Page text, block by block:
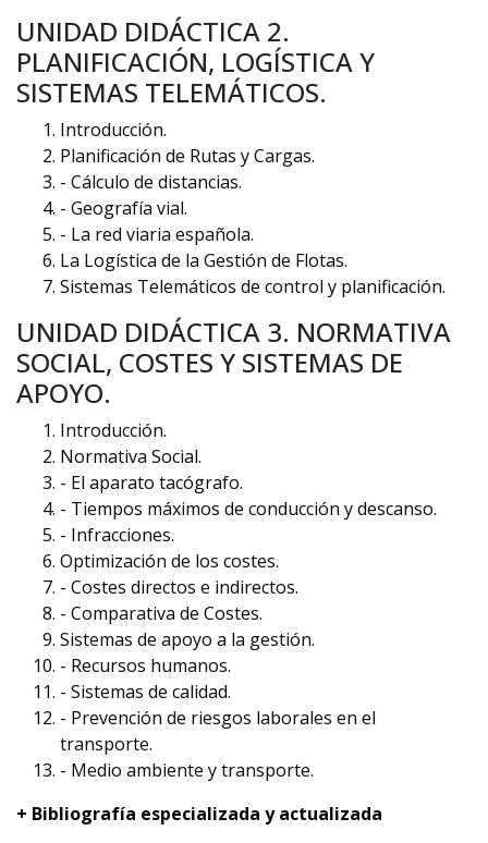
UNIDAD DIDÁCTICA 2.
PLANIFICACIÓN, LOGÍSTICA Y
SISTEMAS TELEMÁTICOS.
Introducción.
Planificación de Rutas y Cargas.
- Cálculo de distancias.
- Geografía vial.
- La red viaria española.
La Logística de la Gestión de Flotas.
Sistemas Telemáticos de control y planificación.
UNIDAD DIDÁCTICA 3. NORMATIVA
SOCIAL, COSTES Y SISTEMAS DE
APOYO.
Introducción.
Normativa Social.
- El aparato tacógrafo.
- Tiempos máximos de conducción y descanso.
- Infracciones.
Optimización de los costes.
- Costes directos e indirectos.
- Comparativa de Costes.
Sistemas de apoyo a la gestión.
- Recursos humanos.
- Sistemas de calidad.
- Prevención de riesgos laborales en el
transporte.
- Medio ambiente y transporte.
+ Bibliografía especializada y actualizada